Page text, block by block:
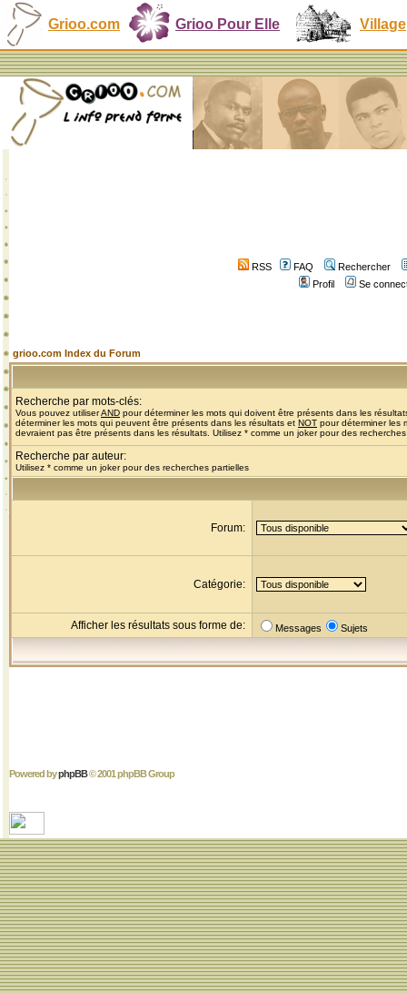
Grioo.com Grioo Pour Elle Village
RSS FAQ
Rechercher
Profil
Se
grioo.com Index du Forum
Recherche par mots-clés:
Vous pouvez utiliserAND pour déterminer les mots qui doivent être présents dans les
déterminer les mots qui peuvent être présents dans les résultats et NOT pour déterminer les
devraient pas être présents dans les résultats. Utilisez * comme un joker pour des
Recherche par auteur:
Utilisez * comme un joker pour des recherches partielles
Forum:
Catégorie:
Afficher les résultats sous forme de: Messages Sujets
Powered byphpBB© 2001 phpBB Group